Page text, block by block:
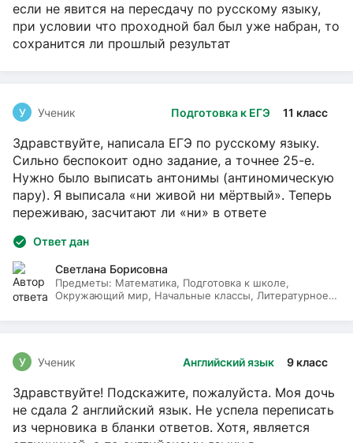
если не явится на пересдачу по русскому языку,
при условии что проходной бал был уже набран, то
сохранится ли прошлый результат
Подготовка к ЕГЭ 11 класс
У Ученик
Здравствуйте, написала ЕГЭ по русскому языку.
Сильно беспокоит одно задание, а точнее 25-е.
Нужно было выписать антонимы (антиномическую
пару). Я выписала «ни живой ни мёртвый». Теперь
переживаю, засчитают ли «ни» в ответе
Ответ дан
Светлана Борисовна
Предметы: Математика, Подготовка к школе,
Окружающий мир, Начальные классы, Литературное
Английский язык 9 класс
У Ученик
Здравствуйте! Подскажите, пожалуйста. Моя дочь
не сдала 2 английский язык. Не успела переписать
из черновика в бланки ответов. Хотя, является